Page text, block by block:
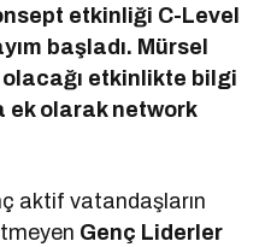
etkinliği C-Level
başladı. Mürsel
olacağı etkinlikte bilgi
ek olarak network
aktif vatandaşların
Genç Liderler